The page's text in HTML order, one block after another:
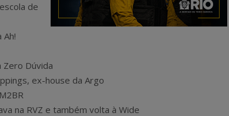
de
Ah!
Zero Dúvida
ex-house da Argo
na RVZ e também volta à Wide